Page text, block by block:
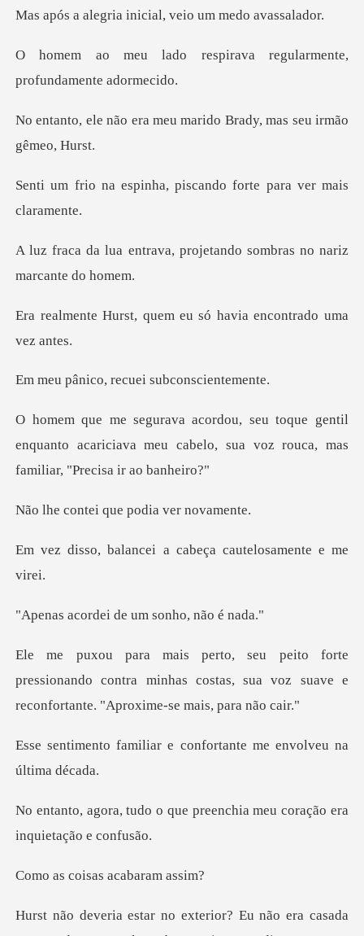
inicial, veio um
pirava regularmente,
pr
meu marido Brady, mas
ha, piscando forte par
a, projetando sombras no
quem eu só havia enco
recuei subcon
ntil
enquanto acariciava meu cabelo, sua voz
i que podia v
cei a cabeça cautel
ei de um sonh
essionando contra minhas costas, sua voz suave e
r e confortante me envo
que preenchia meu coração
isas acaba
or? Eu não era casada